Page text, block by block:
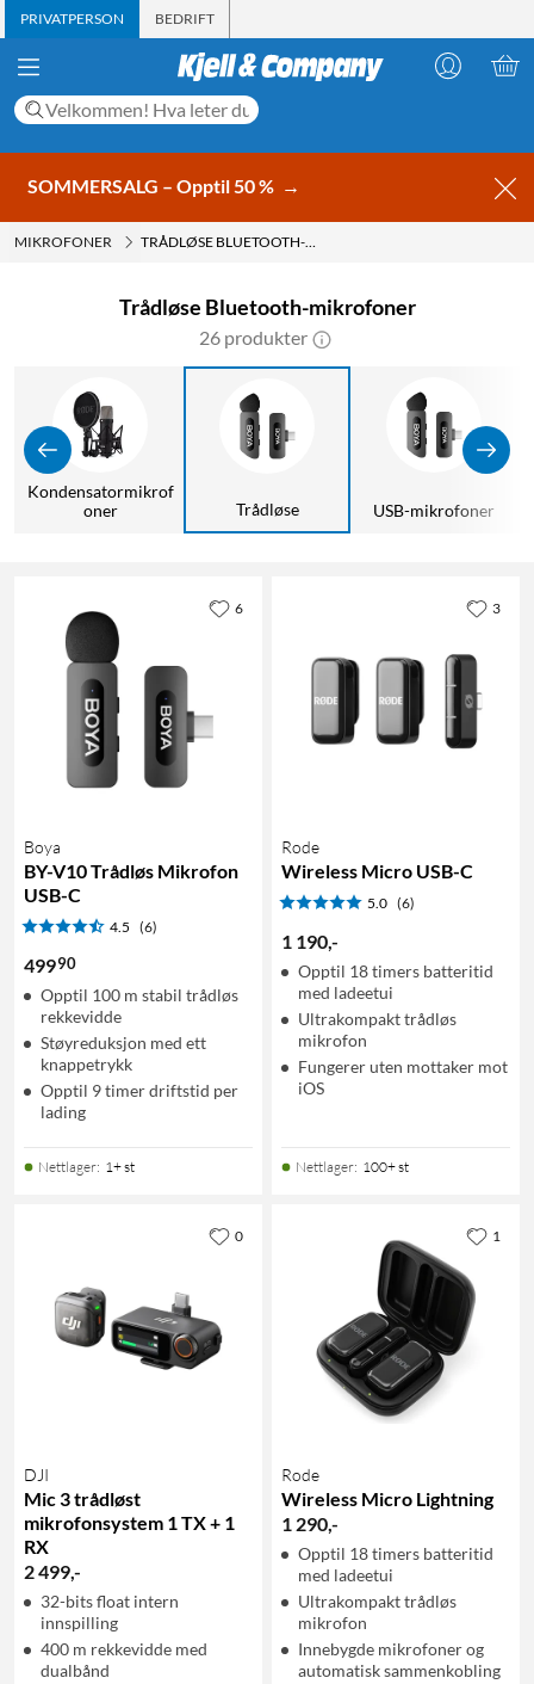
PRIVATPERSON BEDRIFT
SOMMERSALG – Opptil 50 % →
MIKROFONER TRÅDLØSE BLUETOOTH-MIKROFONER
Trådløse Bluetooth-mikrofoner
26 produkter
Kondensatormikrof
oner
Trådløse USB-mikrofoner
Boya
BY-V10 Trådløs Mikrofon
USB-C
4.5 (6)
49990
Opptil 100 m stabil trådløs
rekkevidde
Støyreduksjon med ett
knappetrykk
Opptil 9 timer driftstid per
lading
Nettlager: 1+ st
6
Rode
Wireless Micro USB-C
5.0 (6)
1 190,-
Opptil 18 timers batteritid
med ladeetui
Ultrakompakt trådløs
mikrofon
Fungerer uten mottaker mot
iOS
Nettlager: 100+ st
3
DJI
Mic 3 trådløst
mikrofonsystem 1 TX + 1
RX
2 499,-
32-bits float intern
innspilling
400 m rekkevidde med
dualbånd
0
Rode
Wireless Micro Lightning
1 290,-
Opptil 18 timers batteritid
med ladeetui
Ultrakompakt trådløs
mikrofon
Innebygde mikrofoner og
automatisk sammenkobling
1